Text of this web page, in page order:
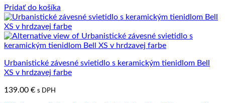
Pridať do košíka
Urbanistické závesné svietidlo s keramickým tienidlom Bell
XS v hrdzavej farbe
139.00 € s DPH